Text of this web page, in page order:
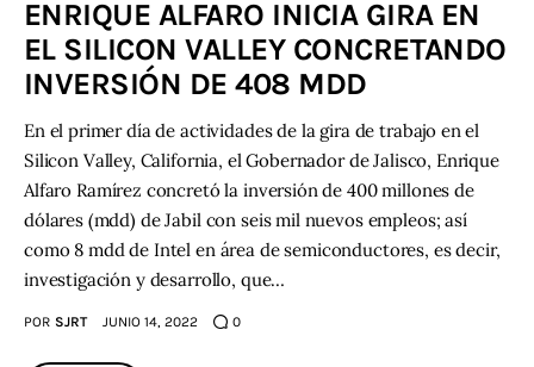
ENRIQUE ALFARO INICIA GIRA EN
EL SILICON VALLEY CONCRETANDO
INVERSIÓN DE 408 MDD
En el primer día de actividades de la gira de trabajo en el
Silicon Valley, California, el Gobernador de Jalisco, Enrique
Alfaro Ramírez concretó la inversión de 400 millones de
dólares (mdd) de Jabil con seis mil nuevos empleos; así
como 8 mdd de Intel en área de semiconductores, es decir,
investigación y desarrollo, que…
POR SJRT JUNIO 14, 2022 0